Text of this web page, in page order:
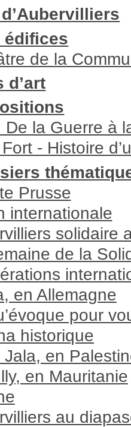
édifices
de la
d’art
De la Guerre à
- Histoire
Prusse
internationale
solidaire
de la
en Allemagne
pour
historique
Jala, en
en Mauritanie
au